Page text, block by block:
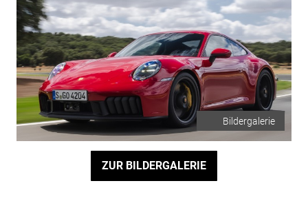
Bildergalerie
ZUR BILDERGALERIE